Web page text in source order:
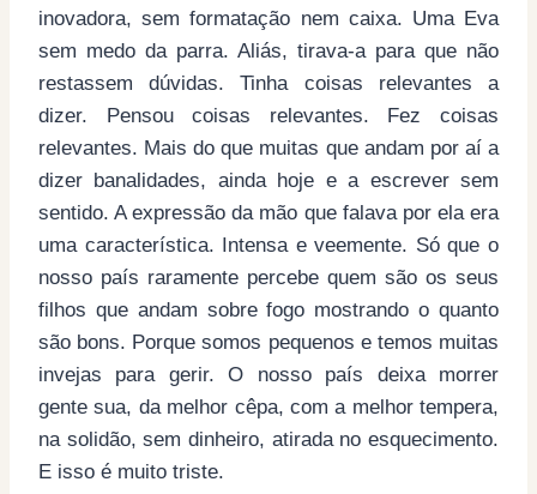
inovadora, sem formatação nem caixa. Uma Eva
sem medo da parra. Aliás, tirava-a para que não
restassem dúvidas. Tinha coisas relevantes a
dizer. Pensou coisas relevantes. Fez coisas
relevantes. Mais do que muitas que andam por aí a
dizer banalidades, ainda hoje e a escrever sem
sentido. A expressão da mão que falava por ela era
uma característica. Intensa e veemente. Só que o
nosso país raramente percebe quem são os seus
filhos que andam sobre fogo mostrando o quanto
são bons. Porque somos pequenos e temos muitas
invejas para gerir. O nosso país deixa morrer
gente sua, da melhor cêpa, com a melhor tempera,
na solidão, sem dinheiro, atirada no esquecimento.
E isso é muito triste.